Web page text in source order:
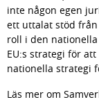
inte någon egen
ett uttalat stöd från
roll i den
EU:s strategi för
nationella strategi
Läs mer om